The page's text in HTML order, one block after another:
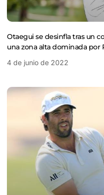
Otaegui se desinfla tras un
una zona alta dominada por
4 de junio de 2022